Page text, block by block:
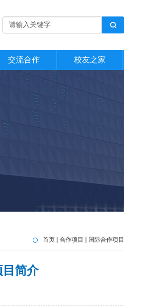
交流合作 校友之家
首页 合作项目 国际合作项目
目简介